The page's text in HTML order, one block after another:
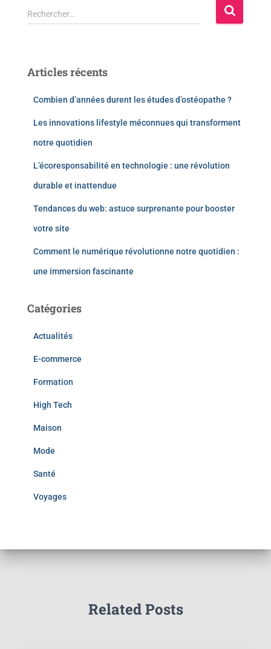
Rechercher…
Articles récents
Combien d’années durent les études d’ostéopathe ?
Les innovations lifestyle méconnues qui transforment
notre quotidien
L’écoresponsabilité en technologie : une révolution
durable et inattendue
Tendances du web: astuce surprenante pour booster
votre site
Comment le numérique révolutionne notre quotidien :
une immersion fascinante
Catégories
Actualités
E-commerce
Formation
High Tech
Maison
Mode
Santé
Voyages
Related Posts